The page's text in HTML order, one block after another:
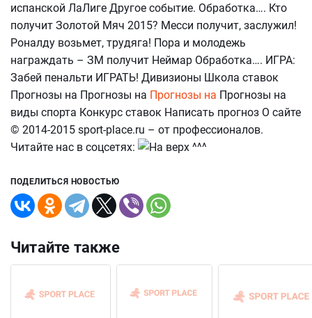
испанской ЛаЛиге Другое событие. Обработка…. Кто
получит Золотой Мяч 2015? Месси получит, заслужил!
Роналду возьмет, трудяга! Пора и молодежь
награждать – ЗМ получит Неймар Обработка…. ИГРА:
Забей пенальти ИГРАТЬ! Дивизионы Школа ставок
Прогнозы на Прогнозы на Прогнозы на Прогнозы на
виды спорта Конкурс ставок Написать прогноз О сайте
© 2014-2015 sport-place.ru – от профессионалов.
Читайте нас в соцсетях:
ПОДЕЛИТЬСЯ НОВОСТЬЮ
Читайте также